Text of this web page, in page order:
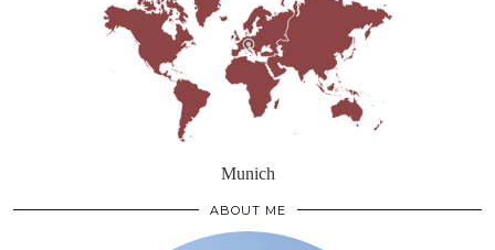
Munich
ABOUT ME